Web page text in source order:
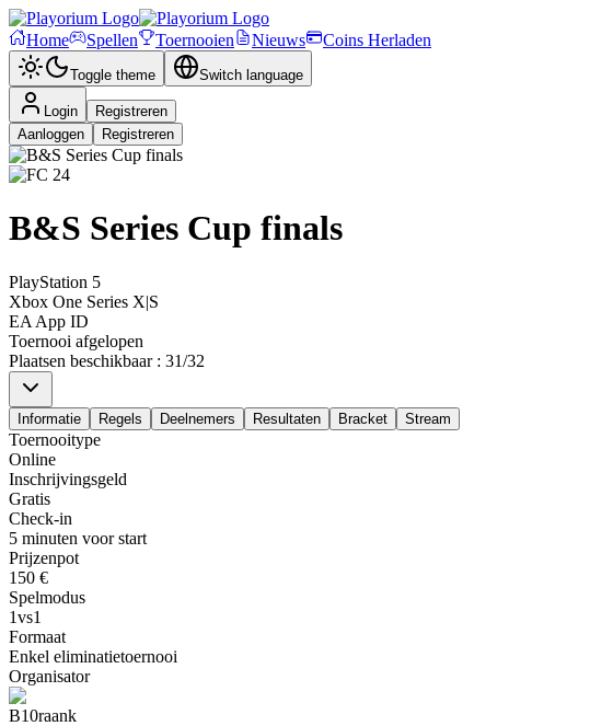
Home Spellen Toernooien Nieuws Coins Herladen
Toggle theme Switch language
Login
Registreren
Aanloggen
Registreren
B&S Series Cup finals
PlayStation 5
Xbox One Series X|S
EA App ID
Toernooi afgelopen
Plaatsen beschikbaar: 31/32
Informatie Regels Deelnemers Resultaten Bracket Stream
Toernooitype
Online
Inschrijvingsgeld
Gratis
Check-in
5 minuten voor start
Prijzenpot
150 €
Spelmodus
1vs1
Formaat
Enkel eliminatietoernooi
Organisator
B10raank